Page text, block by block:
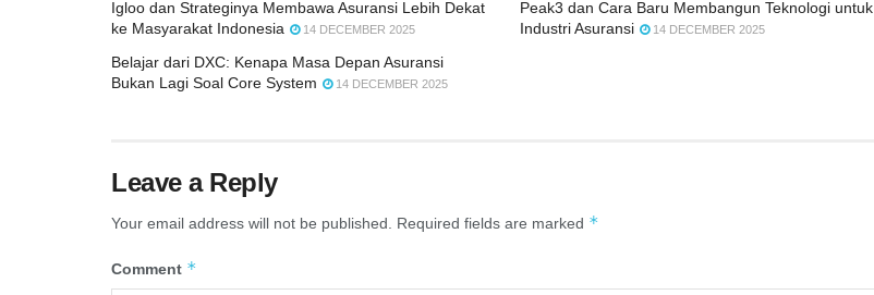
Igloo dan Strateginya Membawa Asuransi Lebih Dekat
ke Masyarakat Indonesia
14 DECEMBER 2025
Peak3 dan Cara Baru Membangun Teknologi untuk
Industri Asuransi
14 DECEMBER 2025
Belajar dari DXC: Kenapa Masa Depan Asuransi
Bukan Lagi Soal Core System
14 DECEMBER 2025
Leave a Reply
Your email address will not be published. Required fields are marked *
Comment *